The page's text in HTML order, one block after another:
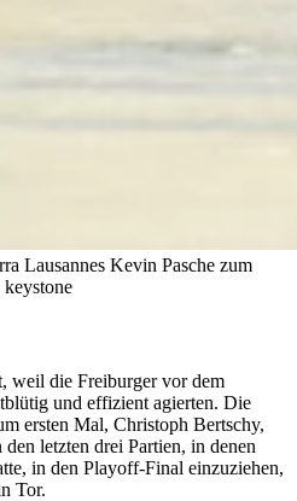
Lausannes Kevin Pasche zum
weil die Freiburger vor dem
und effizient agierten. Die
ersten Mal, Christoph Bertschy,
letzten drei Partien, in denen
in den Playoff-Final einzuziehen,
Tor.